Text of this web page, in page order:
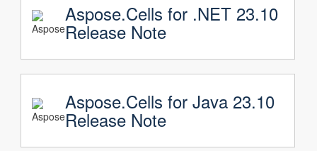
Aspose.Cells for .NET 23.10
Release Note
Aspose.Cells for Java 23.10
Release Note